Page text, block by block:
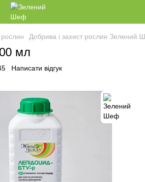
рослин Добрива і захист рослин Зелений
мл
Написати відгук